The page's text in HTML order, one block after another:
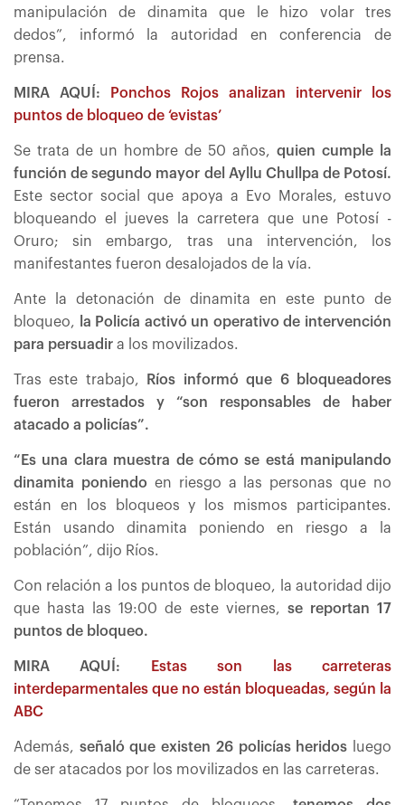
manipulación de dinamita que le hizo volar tres
dedos”, informó la autoridad en conferencia de
prensa.
MIRA AQUÍ:
Ponchos Rojos analizan intervenir los
puntos de bloqueo de ‘evistas’
Se trata de un hombre de 50 años, quien cumple la
función de segundo mayor del Ayllu Chullpa de Potosí.
Este sector social que apoya a Evo Morales, estuvo
bloqueando el jueves la carretera que une Potosí -
Oruro; sin embargo, tras una intervención, los
manifestantes fueron desalojados de la vía.
Ante la detonación de dinamita en este punto de
bloqueo,
la Policía activó un operativo de intervención
para persuadir a los movilizados.
Tras este trabajo,
Ríos informó que 6 bloqueadores
fueron arrestados y “son responsables de haber
atacado a policías”.
“Es una clara muestra de cómo se está manipulando
dinamita poniendoen riesgo a las personas que no
están en los bloqueos y los mismos participantes.
Están usando dinamita poniendo en riesgo a la
población”, dijo Ríos.
Con relación a los puntos de bloqueo, la autoridad dijo
que hasta las 19:00 de este viernes, se reportan 17
puntos de bloqueo.
MIRA AQUÍ:
Estas son las carreteras
interdeparmentales que no están bloqueadas, según la
ABC
Además, señaló que existen 26 policías heridos luego
de ser atacados por los movilizados en las carreteras.